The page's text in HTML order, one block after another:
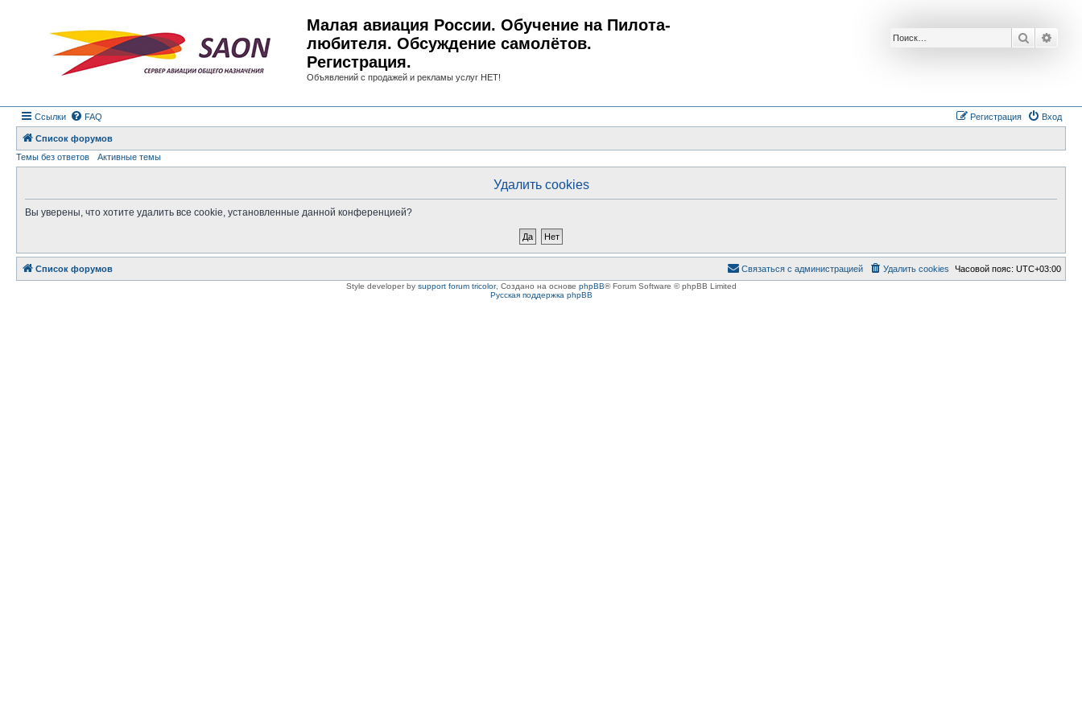
Малая авиация России. Обучение на Пилота-
любителя. Обсуждение самолётов.
Регистрация.
Объявлений с продажей и рекламы услуг НЕТ!
Поиск
Ссылки FAQ Вход
Регистрация
Список форумов
Темы без ответов
Активные темы
Удалить cookies
Вы уверены, что хотите удалить все cookie, установленные данной конференцией?
Список форумов Часовой пояс: UTC+03:00
Удалить cookies
Связаться с администрацией
Style developer by support forum tricolor, Создано на основе phpBB® Forum Software © phpBB Limited
Русская поддержка phpBB